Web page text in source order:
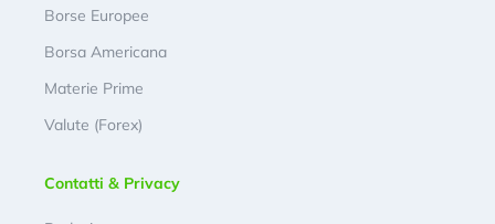
Borse Europee
Borsa Americana
Materie Prime
Valute (Forex)
Contatti & Privacy